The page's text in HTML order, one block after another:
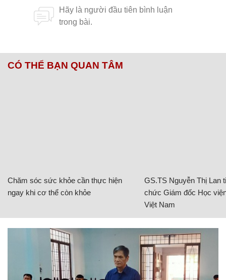
CÓ THỂ BẠN QUAN TÂM
Chăm sóc sức khỏe cần thực hiện
ngay khi cơ thể còn khỏe
GS.TS Nguyễn Thị Lan
chức Giám đốc Học
Việt Nam